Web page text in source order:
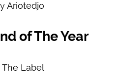
Ariotedjo
of The Year
The Label